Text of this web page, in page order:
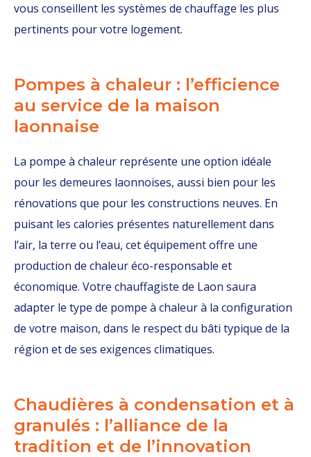
vous conseillent les systèmes de chauffage les plus
pertinents pour votre logement.
Pompes à chaleur : l’efficience
au service de la maison
laonnaise
La pompe à chaleur représente une option idéale
pour les demeures laonnoises, aussi bien pour les
rénovations que pour les constructions neuves. En
puisant les calories présentes naturellement dans
l’air, la terre ou l’eau, cet équipement offre une
production de chaleur éco-responsable et
économique. Votre chauffagiste de Laon saura
adapter le type de pompe à chaleur à la configuration
de votre maison, dans le respect du bâti typique de la
région et de ses exigences climatiques.
Chaudières à condensation et à
granulés : l’alliance de la
tradition et de l’innovation